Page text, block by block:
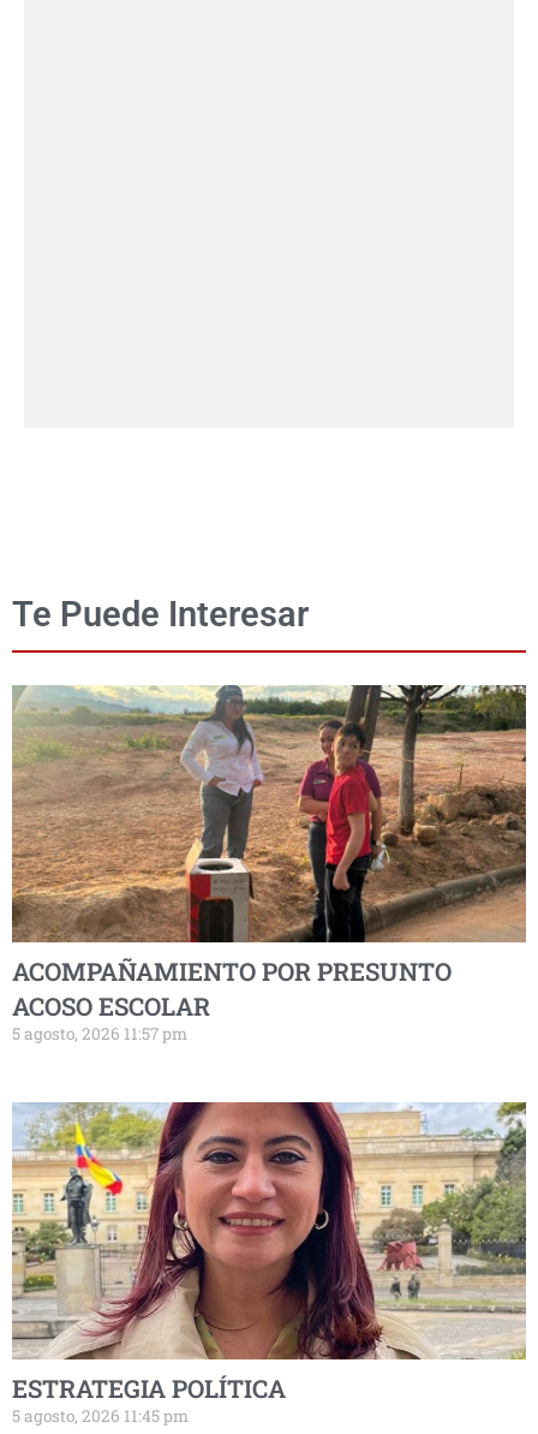
Te Puede Interesar
ACOMPAÑAMIENTO POR PRESUNTO
ACOSO ESCOLAR
5 agosto, 2026 11:57 pm
ESTRATEGIA POLÍTICA
5 agosto, 2026 11:45 pm